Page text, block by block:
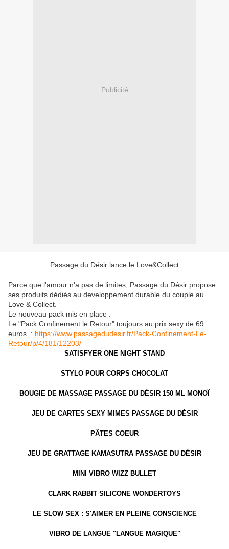
Publicité
Passage du Désir lance le Love&Collect
Parce que l'amour n'a pas de limites, Passage du Désir propose
ses produits dédiés au developpement durable du couple au
Love & Collect.
Le nouveau pack mis en place :
Le "Pack Confinement le Retour" toujours au prix sexy de 69
euros : https://www.passagedudesir.fr/Pack-Confinement-Le-
Retour/p/4/181/12203/
SATISFYER ONE NIGHT STAND
STYLO POUR CORPS CHOCOLAT
BOUGIE DE MASSAGE PASSAGE DU DÉSIR 150 ML MONOÏ
JEU DE CARTES SEXY MIMES PASSAGE DU DÉSIR
PÂTES COEUR
JEU DE GRATTAGE KAMASUTRA PASSAGE DU DÉSIR
MINI VIBRO WIZZ BULLET
CLARK RABBIT SILICONE WONDERTOYS
LE SLOW SEX : S'AIMER EN PLEINE CONSCIENCE
VIBRO DE LANGUE "LANGUE MAGIQUE"